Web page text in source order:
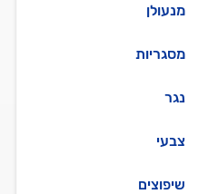
מנעולן
מסגריות
נגר
צבעי
שיפוצים